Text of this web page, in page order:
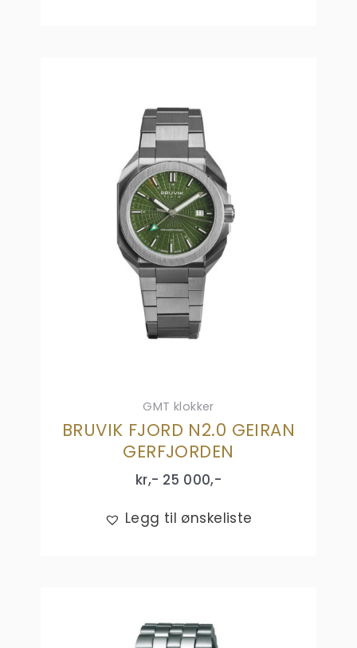
GMT klokker
BRUVIK FJORD N2.0 GEIRAN
GERFJORDEN
kr,- 25 000,-
Legg til ønskeliste